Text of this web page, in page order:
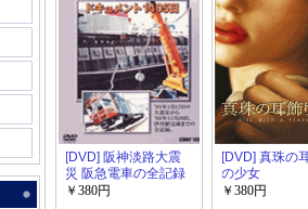
[DVD] 阪神淡路大震
災 阪急電車の全記録
ドキュメント1405日
￥380円
[DVD] 真珠の
の少女
￥380円